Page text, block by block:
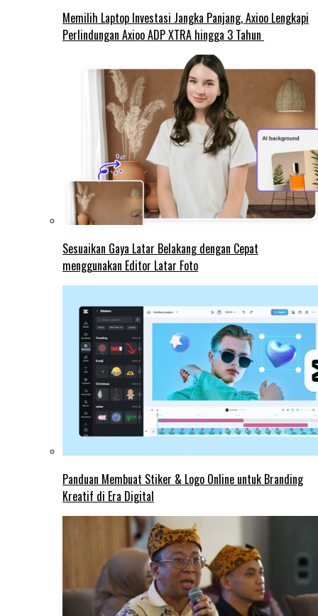
Memilih Laptop Investasi Jangka Panjang, Axioo Lengkapi
Perlindungan Axioo ADP XTRA hingga 3 Tahun
Sesuaikan Gaya Latar Belakang dengan Cepat
menggunakan Editor Latar Foto
Panduan Membuat Stiker & Logo Online untuk Branding
Kreatif di Era Digital